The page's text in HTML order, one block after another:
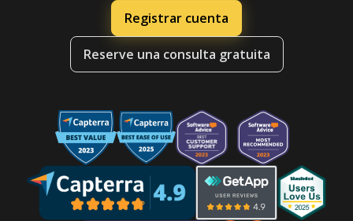
Registrar cuenta
Reserve una consulta gratuita